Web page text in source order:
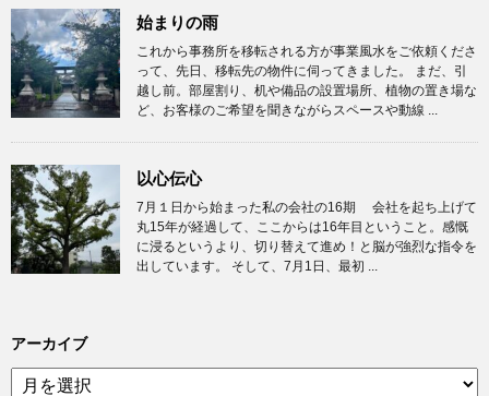
始まりの雨
これから事務所を移転される方が事業風水をご依頼くださ
って、先日、移転先の物件に伺ってきました。 まだ、引
越し前。部屋割り、机や備品の設置場所、植物の置き場な
ど、お客様のご希望を聞きながらスペースや動線 ...
以心伝心
7月１日から始まった私の会社の16期 会社を起ち上げて
丸15年が経過して、ここからは16年目ということ。感慨
に浸るというより、切り替えて進め！と脳が強烈な指令を
出しています。 そして、7月1日、最初 ...
アーカイブ
ア